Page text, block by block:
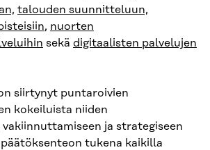
talouden suunnitteluun,
, nuorten
sekä digitaalisten palvelujen
siirtynyt puntaroivien
kokeiluista niiden
ja strategiseen
tukena kaikilla